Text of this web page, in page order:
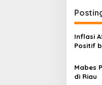
Inflasi
Positif
Mabes
di Riau